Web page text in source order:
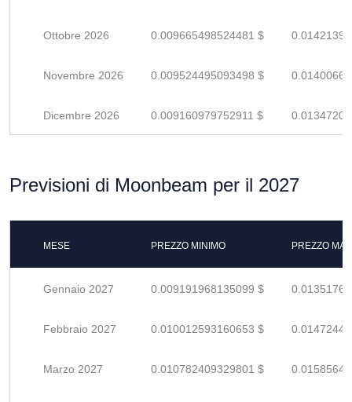
Ottobre 2026 0.009665498524481 $
Novembre 2026 0.009524495093498 $
Dicembre 2026 0.009160979752911 $
Previsioni di Moonbeam per il 2027
MESE PREZZO MINIMO PREZZO
Gennaio 2027 0.009191968135099 $
Febbraio 2027 0.010012593160653 $
Marzo 2027 0.010782409329801 $